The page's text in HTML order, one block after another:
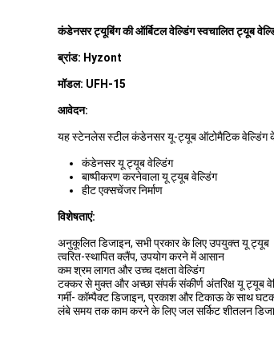
कंडेनसर ट्यूबिंग की ऑर्बिटल वेल्डिंग स्वचालित ट्यूब
ब्रांड: Hyzont
मॉडल: UFH-15
आवेदन:
यह स्टेनलेस स्टील कंडेनसर यू-ट्यूब ऑटोमैटिक वेल्डिंग के
कंडेनसर यू ट्यूब वेल्डिंग
बाष्पीकरण करनेवाला यू ट्यूब वेल्डिंग
हीट एक्सचेंजर निर्माण
विशेषताएं:
अनुकूलित डिजाइन, सभी प्रकार के लिए उपयुक्त यू ट्यूब
त्वरित-स्थापित क्लैंप, उपयोग करने में आसान
कम श्रम लागत और उच्च दक्षता वेल्डिंग
टक्कर से मुक्त और अच्छा संपर्क संकीर्ण अंतरिक्ष यू ट्यूब
गर्मी- कॉम्पैक्ट डिजाइन, प्रकाश और टिकाऊ के साथ
लंबे समय तक काम करने के लिए जल सर्किट शीतलन